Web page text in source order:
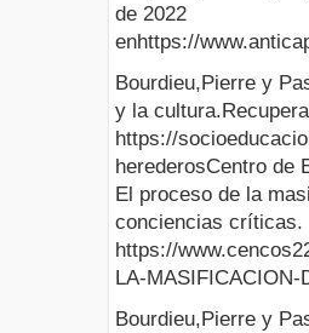
de 2022
enhttps://
Bourdieu,Pierre y
y la
https://
herederosCentro de
El proceso de la
conciencias críticas.
https://
LA-
Bourdieu,Pierre y